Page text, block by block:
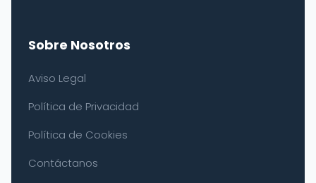
Sobre Nosotros
Aviso Legal
Política de Privacidad
Política de Cookies
Contáctanos